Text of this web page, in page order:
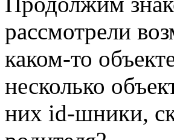
рассмотрели
каком-то
несколько
них id-шники,